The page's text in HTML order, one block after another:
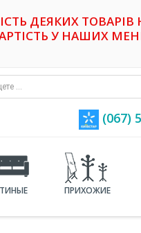
ДЕЯКИХ
У НАШИХ
(067)
ПРИХОЖИЕ